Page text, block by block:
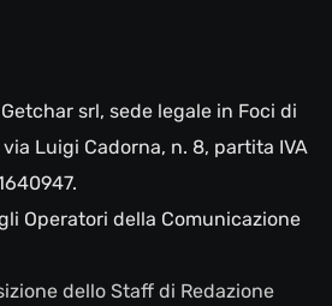
srl, sede legale in Foci di
Luigi Cadorna, n. 8, partita IVA
Operatori della Comunicazione
dello Staff di Redazione